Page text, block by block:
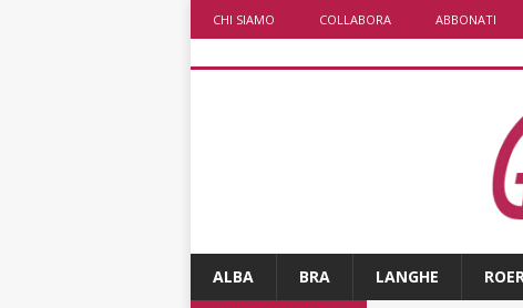
CHI SIAMO COLLABORA ABBONATI
ALBA BRA LANGHE